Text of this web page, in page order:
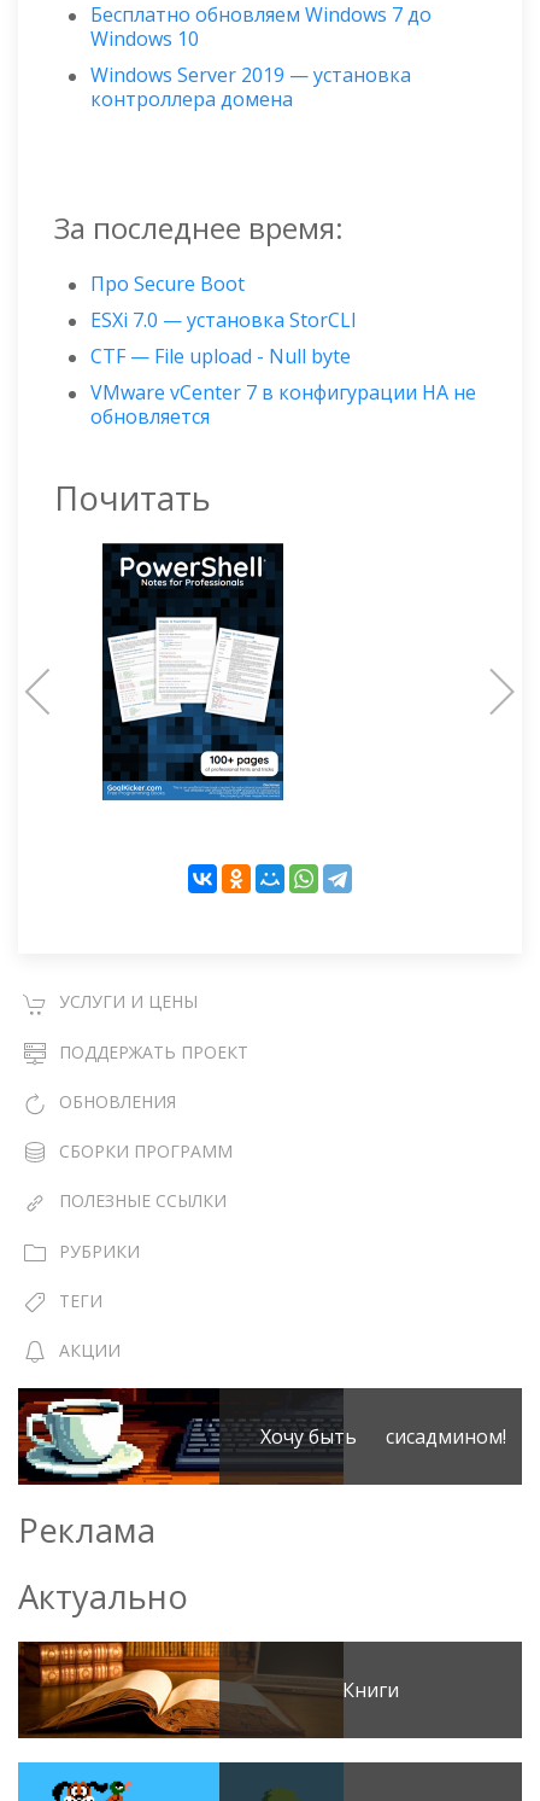
Бесплатно обновляем Windows 7 до
Windows 10
Windows Server 2019 — установка
контроллера домена
За последнее время:
Про Secure Boot
ESXi 7.0 — установка StorCLI
CTF — File upload - Null byte
VMware vCenter 7 в конфигурации HA не
обновляется
Почитать
УСЛУГИ И ЦЕНЫ
ПОДДЕРЖАТЬ ПРОЕКТ
ОБНОВЛЕНИЯ
СБОРКИ ПРОГРАММ
ПОЛЕЗНЫЕ ССЫЛКИ
РУБРИКИ
ТЕГИ
АКЦИИ
Хочу быть сисадмином!
Реклама
Актуально
Книги